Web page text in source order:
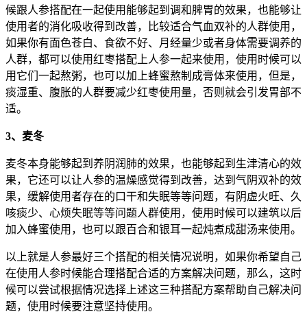
候跟人参搭配在一起使用能够起到调和脾胃的效果，也能够让
使用者的消化吸收得到改善，比较适合气血双补的人群使用，
如果你有面色苍白、食欲不好、月经量少或者身体需要调养的
人群，都可以使用红枣搭配上人参一起来使用，使用时候可以
用它们一起熬粥，也可以加上蜂蜜熬制成膏体来使用，但是，
痰湿重、腹胀的人群要减少红枣使用量，否则就会引发胃部不
适。
3、麦冬
麦冬本身能够起到养阴润肺的效果，也能够起到生津清心的效
果，它还可以让人参的温燥感觉得到改善，达到气阴双补的效
果，缓解使用者存在的口干和失眠等等问题，有阴虚火旺、久
咳痰少、心烦失眠等等问题人群使用，使用时候可以建筑以后
加入蜂蜜使用，也可以跟百合和银耳一起炖煮成甜汤来使用。
以上就是人参最好三个搭配的相关情况说明，如果你希望自己
在使用人参时候能合理搭配合适的方案解决问题，那么，这时
候可以尝试根据情况选择上述这三种搭配方案帮助自己解决问
题，使用时候要注意坚持使用。